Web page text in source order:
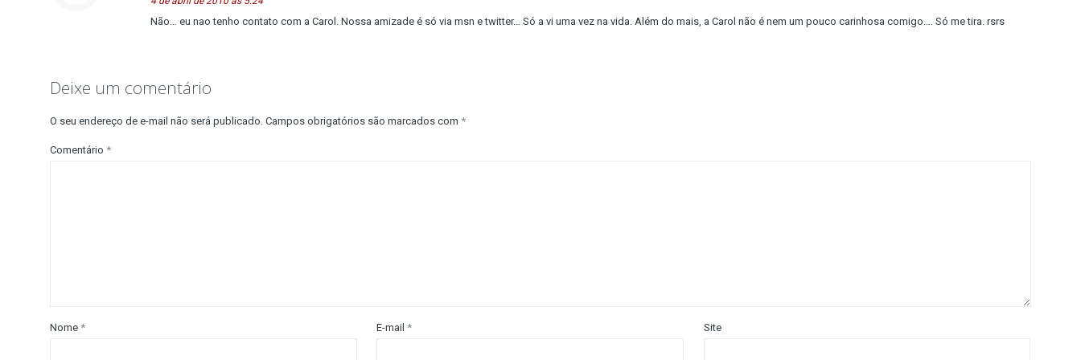
Não… eu nao tenho contato com a Carol. Nossa amizade é só via msn e twitter… Só a vi uma vez na vida. Além do mais, a Carol não é nem um pouco carinhosa comigo…. Só me tira. rsrs
Deixe um comentário
O seu endereço de e-mail não será publicado. Campos obrigatórios são marcados com *
Comentário *
Nome * E-mail * Site